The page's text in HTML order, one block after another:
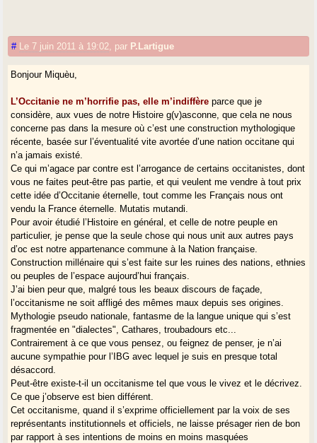
# Le 7 juin 2011 à 19:02 par P.Lartigue
Bonjour Miquèu,
L’Occitanie ne m’horrifie pas, elle m’indiffère parce que je
considère, aux vues de notre Histoire g(v)asconne, que cela ne nous
concerne pas dans la mesure où c’est une construction mythologique
récente, basée sur l’éventualité vite avortée d’une nation occitane qui
n’a jamais existé.
Ce qui m’agace par contre est l’arrogance de certains occitanistes, dont
vous ne faites peut-être pas partie, et qui veulent me vendre à tout prix
cette idée d’Occitanie éternelle, tout comme les Français nous ont
vendu la France éternelle. Mutatis mutandi.
Pour avoir étudié l’Histoire en général, et celle de notre peuple en
particulier, je pense que la seule chose qui nous unit aux autres pays
d’oc est notre appartenance commune à la Nation française.
Construction millénaire qui s’est faite sur les ruines des nations, ethnies
ou peuples de l’espace aujourd’hui français.
J’ai bien peur que, malgré tous les beaux discours de façade,
l’occitanisme ne soit affligé des mêmes maux depuis ses origines.
Mythologie pseudo nationale, fantasme de la langue unique qui s’est
fragmentée en "dialectes", Cathares, troubadours etc...
Contrairement à ce que vous pensez, ou feignez de penser, je n’ai
aucune sympathie pour l’IBG avec lequel je suis en presque total
désaccord.
Peut-être existe-t-il un occitanisme tel que vous le vivez et le décrivez.
Ce que j’observe est bien différent.
Cet occitanisme, quand il s’exprime officiellement par la voix de ses
représentants institutionnels et officiels, ne laisse présager rien de bon
par rapport à ses intentions de moins en moins masquées